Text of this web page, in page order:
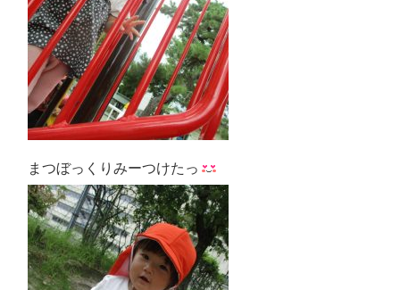
まつぼっくりみーつけたっ